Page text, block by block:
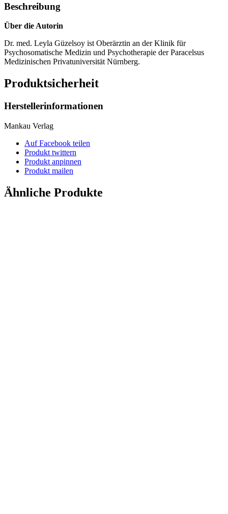
Beschreibung
Über die Autorin
Dr. med. Leyla Güzelsoy ist Oberärztin an der Klinik für
Psychosomatische Medizin und Psychotherapie der Paracelsus
Medizinischen Privatuniversität Nürnberg.
Produktsicherheit
Herstellerinformationen
Mankau Verlag
Auf Facebook teilen
Produkt twittern
Produkt anpinnen
Produkt mailen
Ähnliche Produkte